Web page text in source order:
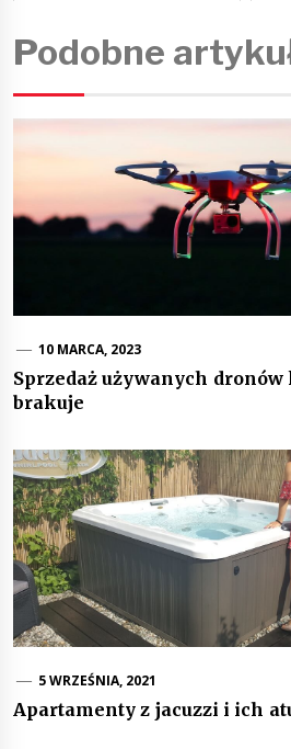
Podobne
10 MARCA, 2023
Sprzedaż używanych
brakuje
5 WRZEŚNIA, 2021
Apartamenty z jacuzzi i ich